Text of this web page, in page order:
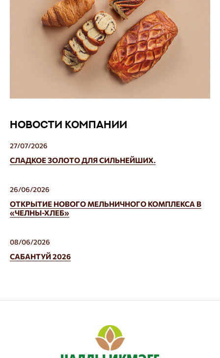
НОВОСТИ КОМПАНИИ
27/07/2026
СЛАДКОЕ ЗОЛОТО ДЛЯ СИЛЬНЕЙШИХ.
26/06/2026
ОТКРЫТИЕ НОВОГО МЕЛЬНИЧНОГО КОМПЛЕКСА В
«ЧЕЛНЫ-ХЛЕБ»
08/06/2026
САБАНТУЙ 2026